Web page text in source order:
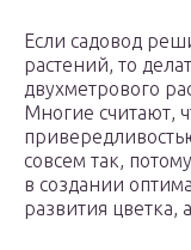
Если садовод
растений, то
двухметрового
Многие считают,
совсем так,
в создании
развития цветка,